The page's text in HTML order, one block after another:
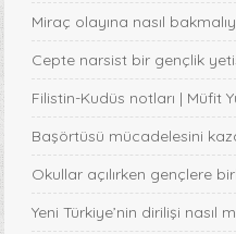
Miraç olayına nasıl
Cepte narsist bir gençlik
Filistin-Kudüs notları | Müfit
Başörtüsü mücadelesini
Okullar açılırken gençlere
Yeni Türkiye’nin dirilişi nasıl